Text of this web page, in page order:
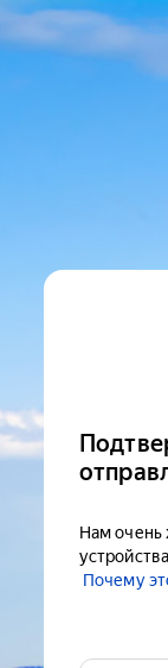
Нам очень
Почему